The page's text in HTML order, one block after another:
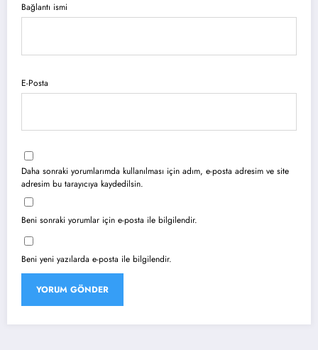
Bağlantı ismi
E-Posta
Daha sonraki yorumlarımda kullanılması için adım, e-posta adresim ve site
adresim bu tarayıcıya kaydedilsin.
Beni sonraki yorumlar için e-posta ile bilgilendir.
Beni yeni yazılarda e-posta ile bilgilendir.